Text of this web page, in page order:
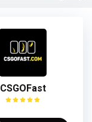
CSGOFast